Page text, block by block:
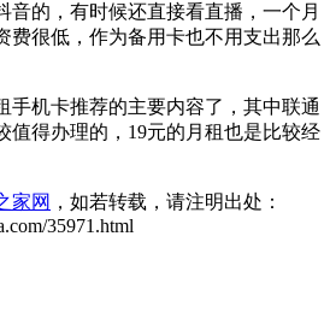
音的，有时候还直接看直播，一个月
费很低，作为备用卡也不用支出那么
手机卡推荐的主要内容了，其中联通
值得办理的，19元的月租也是比较经
家网 ，如若转载，请注明出处：
35971.html